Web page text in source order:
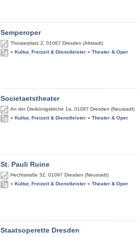
Semperoper
Theaterplatz 2 01067 Dresden (Altstadt)
» Kultur, Freizeit & Dienstleister » Theater & Oper
Societaetstheater
An der Dreikönigskirche 1a 01097 Dresden (Neustadt)
» Kultur, Freizeit & Dienstleister » Theater & Oper
St. Pauli Ruine
Hechtstraße 32 01097 Dresden (Neustadt)
» Kultur, Freizeit & Dienstleister » Theater & Oper
Staatsoperette Dresden